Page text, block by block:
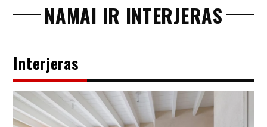
NAMAI IR INTERJERAS
Interjeras